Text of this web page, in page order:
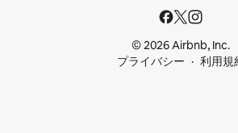
© 2026 Airbnb, Inc.
プライバシー
利用規